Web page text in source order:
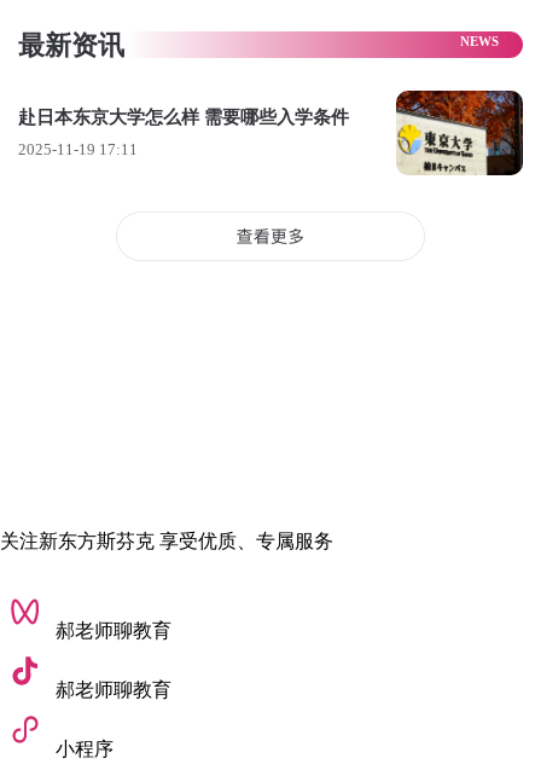
院系设置与特色专业：
学部设置‌：10个学部，50个本科专业‌
器)、量子计算;化学：催化反应、纳米材料合成;
法学政治学研究科•法学部
最新资讯
赴日本东京大学怎么样 需要哪些入学条件
2025-11-19 17:11
关注新东方斯芬克 享受优质、专属服务
郝老师聊教育
郝老师聊教育
小程序